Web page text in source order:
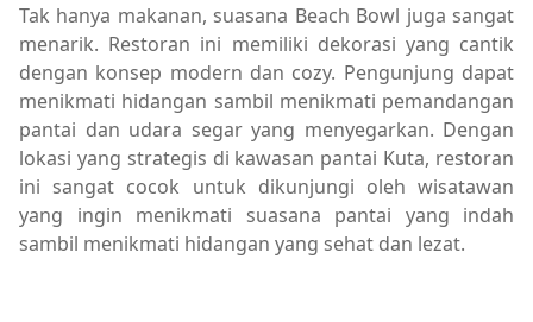
Tak hanya makanan, suasana Beach Bowl juga sangat
menarik. Restoran ini memiliki dekorasi yang cantik
dengan konsep modern dan cozy. Pengunjung dapat
menikmati hidangan sambil menikmati pemandangan
pantai dan udara segar yang menyegarkan. Dengan
lokasi yang strategis di kawasan pantai Kuta, restoran
ini sangat cocok untuk dikunjungi oleh wisatawan
yang ingin menikmati suasana pantai yang indah
sambil menikmati hidangan yang sehat dan lezat.